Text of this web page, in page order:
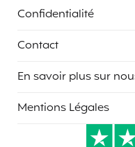
Confidentialité
Contact
En savoir plus sur
Mentions Légales